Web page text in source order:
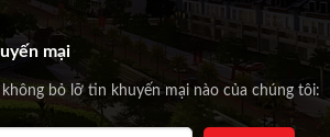
mại
không bỏ lỡ tin khuyến mại nào của chúng tôi: